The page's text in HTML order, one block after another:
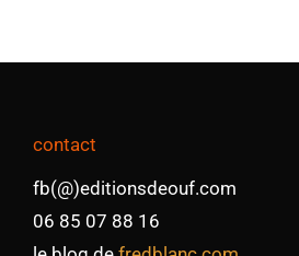
contact
fb(@)editionsdeouf.com
06 85 07 88 16